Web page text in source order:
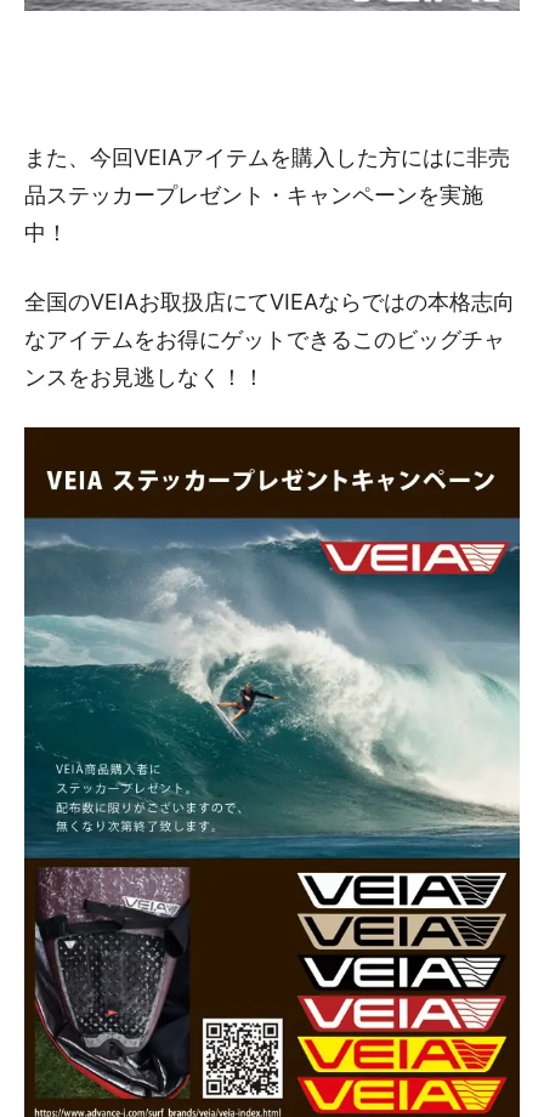
また、今回VEIAアイテムを購入した方にはに非売
品ステッカープレゼント・キャンペーンを実施
中！
全国のVEIAお取扱店にてVIEAならではの本格志向
なアイテムをお得にゲットできるこのビッグチャ
ンスをお見逃しなく！！